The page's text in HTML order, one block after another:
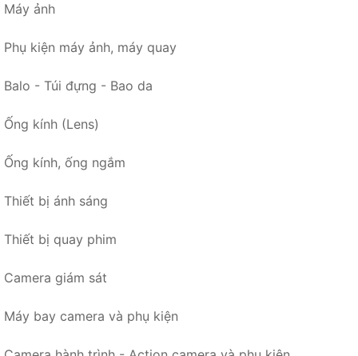
Máy ảnh
Phụ kiện máy ảnh, máy quay
Balo - Túi đựng - Bao da
Ống kính (Lens)
Ống kính, ống ngắm
Thiết bị ánh sáng
Thiết bị quay phim
Camera giám sát
Máy bay camera và phụ kiện